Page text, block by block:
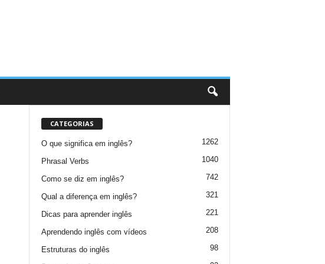
CATEGORIAS
O que significa em inglês? 1262
Phrasal Verbs 1040
Como se diz em inglês? 742
Qual a diferença em inglês? 321
Dicas para aprender inglês 221
Aprendendo inglês com vídeos 208
Estruturas do inglês 98